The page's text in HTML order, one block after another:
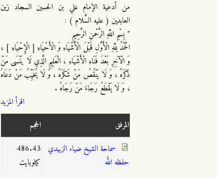
من أدعية الإمام علي بن الحسين السجاد زين
العابدين ( عليه السَّلام ) :
" بِسْمِ اللَّهِ الرَّحْمنِ الرَّحِيمِ
الْحَمْدُ لِلَّهِ الْأَوَّلِ قَبْلَ الْأَشْيَاءِ وَ الْأَحْيَاءِ [ الْإِحْيَاءِ ] ،
وَ الْآخِرِ بَعْدَ فَنَاءِ الْأَشْيَاءِ ، الْعَلِيمِ الَّذِي لَا يَنْسَى مَنْ
ذَكَرَهُ ، وَ لَا يَنْقُصُ مَنْ شَكَرَهُ ، وَ لَا يُخَيِّبُ مَنْ دَعَاهُ
، وَ لَا يَقْطَعُ رَجَاءَ مَنْ رَجَاهُ .
اقرأ المزيد
المرفق
الحجم
سماحة الشيخ ضياء الزبيدي
حفظه الله
486.43
كيلوبايت